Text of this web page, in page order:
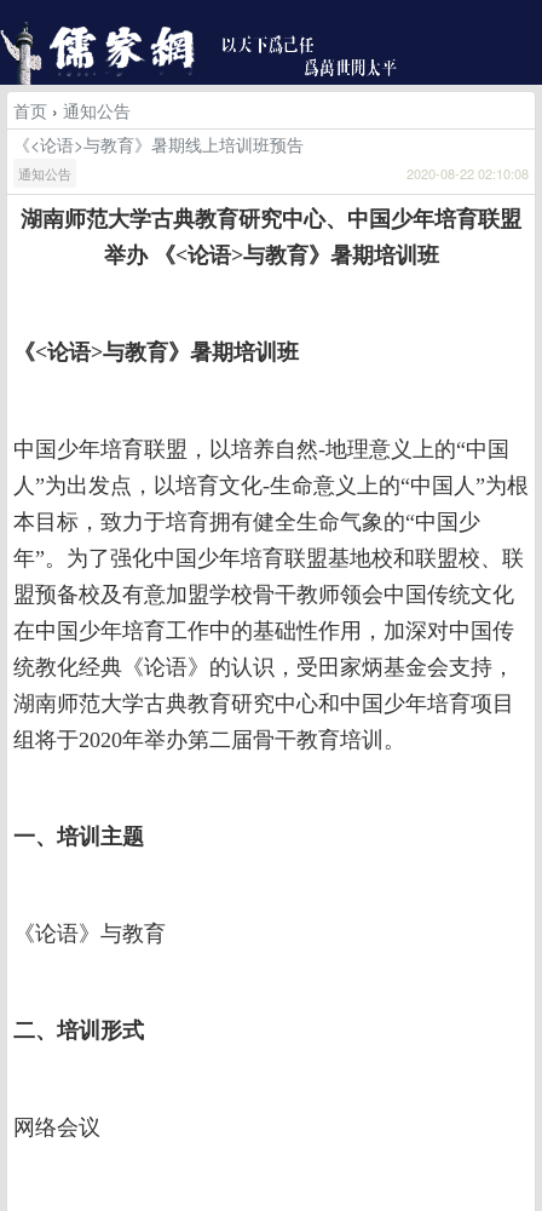
首页 › 通知公告
《<论语>与教育》暑期线上培训班预告
通知公告 2020-08-22 02:10:08
湖南师范大学古典教育研究中心、中国少年培育联盟
举办
《<论语>与教育》暑期培训班
《<论语>与教育》暑期培训班
中国少年培育联盟，以培养自然-地理意义上的“中国
人”为出发点，以培育文化-生命意义上的“中国人”为根
本目标，致力于培育拥有健全生命气象的“中国少
年”。为了强化中国少年培育联盟基地校和联盟校、联
盟预备校及有意加盟学校骨干教师领会中国传统文化
在中国少年培育工作中的基础性作用，加深对中国传
统教化经典《论语》的认识，受田家炳基金会支持，
湖南师范大学古典教育研究中心和中国少年培育项目
组将于2020年举办第二届骨干教育培训。
一、培训主题
《论语》与教育
二、培训形式
网络会议